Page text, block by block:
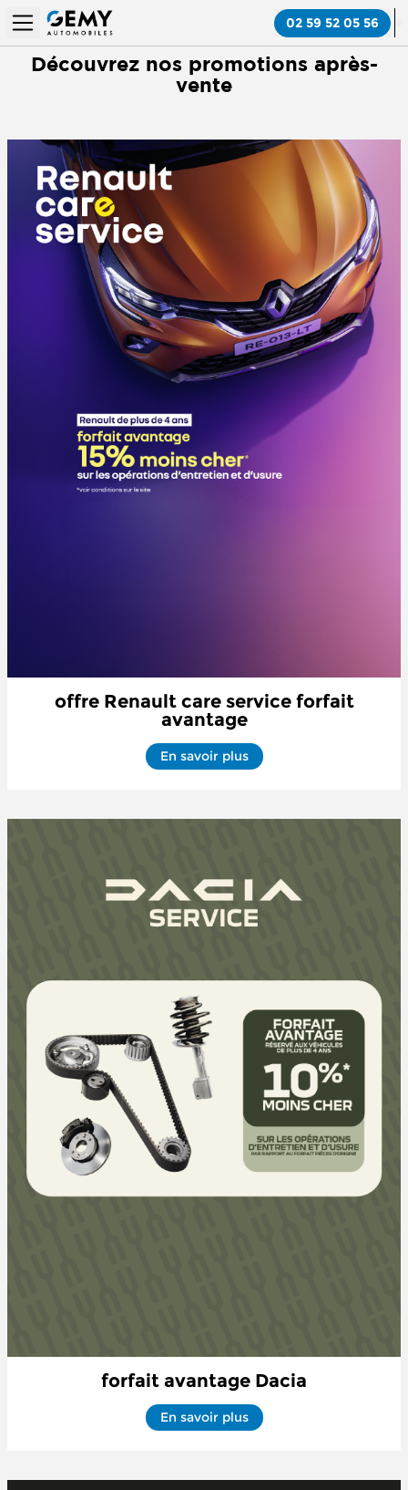
02 59 52 05 56
Découvrez nos promotions après-
vente
offre Renault care service forfait
avantage
En savoir plus
forfait avantage Dacia
En savoir plus